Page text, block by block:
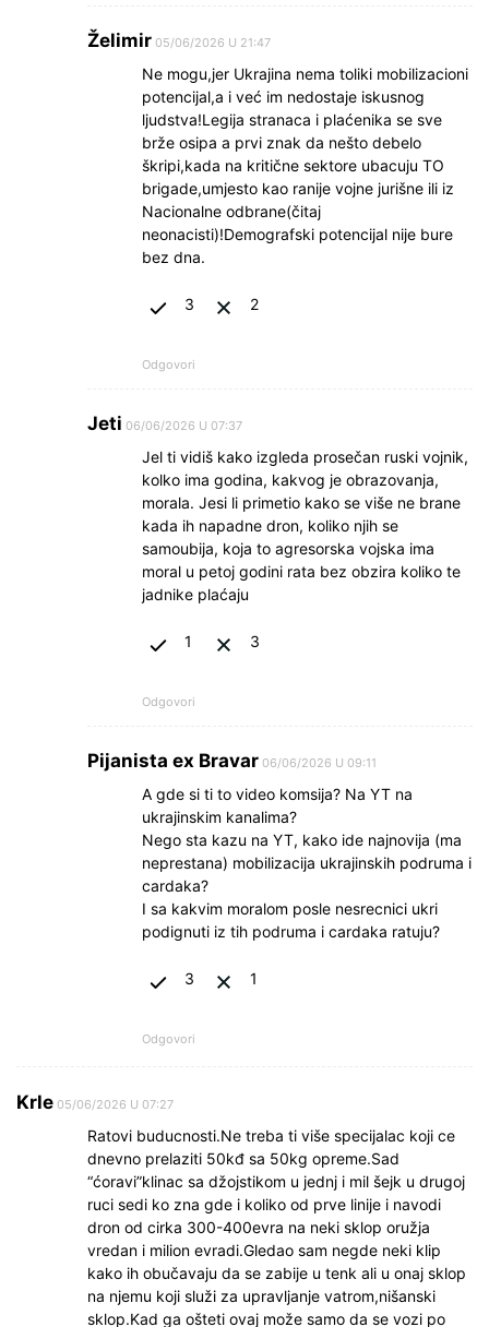
Želimir 05/06/2026 U 21:47
Ne mogu,jer Ukrajina nema toliki mobilizacioni
potencijal,a i već im nedostaje iskusnog
ljudstva!Legija stranaca i plaćenika se sve
brže osipa a prvi znak da nešto debelo
škripi,kada na kritične sektore ubacuju TO
brigade,umjesto kao ranije vojne jurišne ili iz
Nacionalne odbrane(čitaj
neonacisti)!Demografski potencijal nije bure
bez dna.
3 2
Odgovori
Jeti 06/06/2026 U 07:37
Jel ti vidiš kako izgleda prosečan ruski vojnik,
kolko ima godina, kakvog je obrazovanja,
morala. Jesi li primetio kako se više ne brane
kada ih napadne dron, koliko njih se
samoubija, koja to agresorska vojska ima
moral u petoj godini rata bez obzira koliko te
jadnike plaćaju
1 3
Odgovori
Pijanista ex Bravar 06/06/2026 U 09:11
A gde si ti to video komsija? Na YT na
ukrajinskim kanalima?
Nego sta kazu na YT, kako ide najnovija (ma
neprestana) mobilizacija ukrajinskih podruma i
cardaka?
I sa kakvim moralom posle nesrecnici ukri
podignuti iz tih podruma i cardaka ratuju?
3 1
Odgovori
Krle 05/06/2026 U 07:27
Ratovi buducnosti.Ne treba ti više specijalac koji ce
dnevno prelaziti 50kđ sa 50kg opreme.Sad
“ćoravi”klinac sa džojstikom u jednj i mil šejk u drugoj
ruci sedi ko zna gde i koliko od prve linije i navodi
dron od cirka 300-400evra na neki sklop oružja
vredan i milion evradi.Gledao sam negde neki klip
kako ih obučavaju da se zabije u tenk ali u onaj sklop
na njemu koji služi za upravljanje vatrom,nišanski
sklop.Kad ga ošteti ovaj može samo da se vozi po